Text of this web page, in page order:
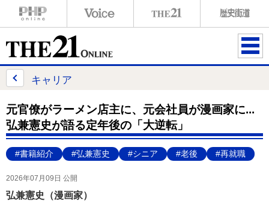
ME
キャリア
元官僚がラーメン店主に、元会社員が漫画家に...
弘兼憲史が語る定年後の「大逆転」
#書籍紹介 #弘兼憲史 #シニア #老後 #再就職
2026年07月09日 公開
弘兼憲史（漫画家）